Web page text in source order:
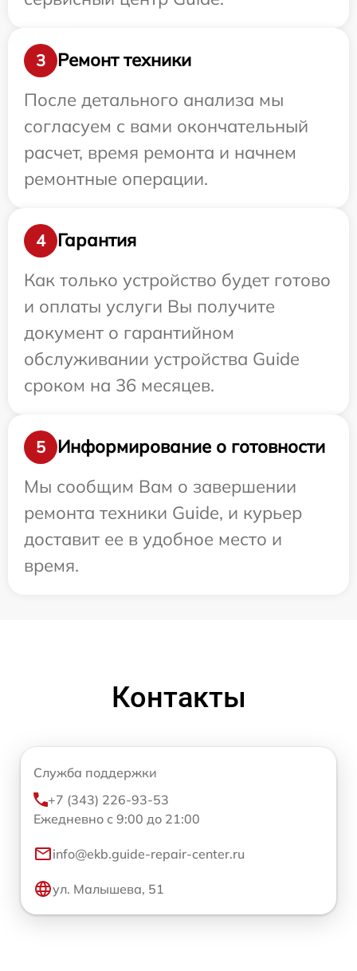
3
Ремонт техники
После детального анализа мы
согласуем с вами окончательный
расчет, время ремонта и начнем
ремонтные операции.
4
Гарантия
Как только устройство будет готово
и оплаты услуги Вы получите
документ о гарантийном
обслуживании устройства Guide
сроком на 36 месяцев.
5
Информирование о готовности
Мы сообщим Вам о завершении
ремонта техники Guide, и курьер
доставит ее в удобное место и
время.
Контакты
Служба поддержки
+7 (343) 226-93-53
Ежедневно с 9:00 до 21:00
info@ekb.guide-repair-center.ru
ул. Малышева, 51